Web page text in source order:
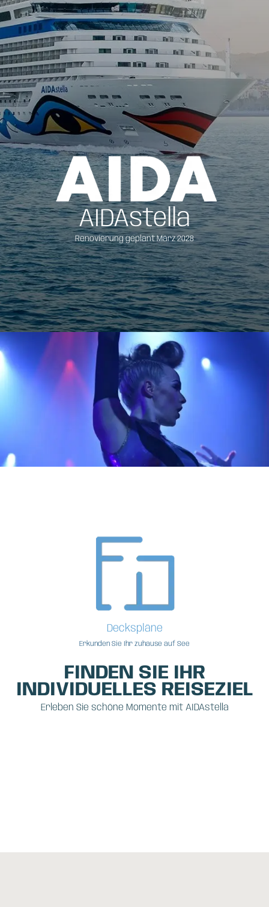
AIDAstella
Renovierung geplant März 2028
Deckspläne
Erkunden Sie Ihr zuhause auf See
FINDEN SIE IHR
INDIVIDUELLES REISEZIEL
Erleben Sie schöne Momente mit AIDAstella